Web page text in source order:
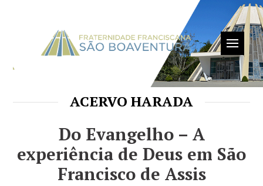
ACERVO HARADA
Do Evangelho – A
experiência de Deus em São
Francisco de Assis